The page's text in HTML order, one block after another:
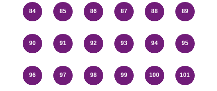
84 85 86 87 88 89
90 91 92 93 94 95
96 97 98 99 100 101